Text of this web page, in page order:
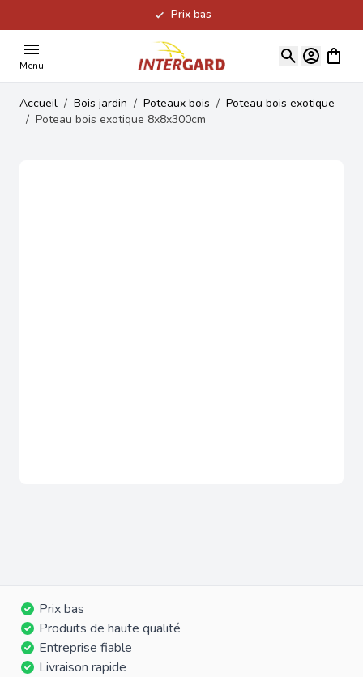
Prix bas
Menu
Voir
Accueil / Bois jardin / Poteaux bois / Poteau bois exotique
/ Poteau bois exotique 8x8x300cm
Prix bas
Produits de haute qualité
Entreprise fiable
Livraison rapide